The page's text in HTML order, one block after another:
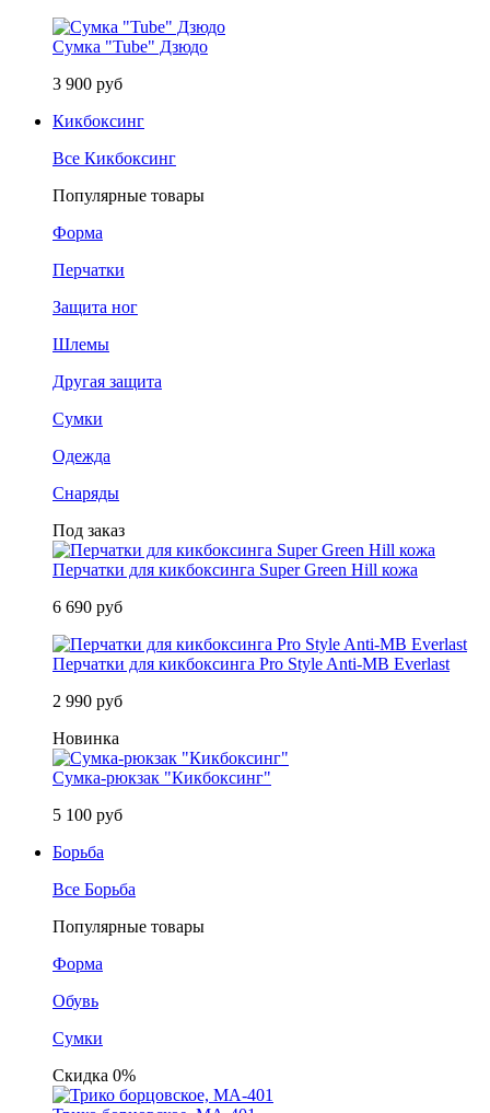
Сумка "Tube" Дзюдо
3 900 руб
Кикбоксинг
Все Кикбоксинг
Популярные товары
Форма
Перчатки
Защита ног
Шлемы
Другая защита
Сумки
Одежда
Снаряды
Под заказ
Перчатки для кикбоксинга Super Green Hill кожа
6 690 руб
Перчатки для кикбоксинга Pro Style Anti-MB Everlast
2 990 руб
Новинка
Сумка-рюкзак "Кикбоксинг"
5 100 руб
Борьба
Все Борьба
Популярные товары
Форма
Обувь
Сумки
Скидка 0%